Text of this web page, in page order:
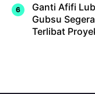
Ganti Afifi
Gubsu
Terlibat